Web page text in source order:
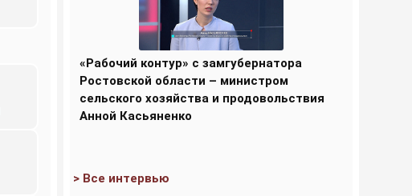
«Рабочий контур» с замгубернатора
Ростовской области – министром
сельского хозяйства и продовольствия
Анной Касьяненко
> Все интервью